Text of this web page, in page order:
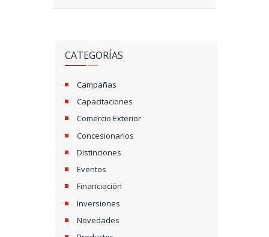
CATEGORÍAS
Campañas
Capacitaciones
Comercio Exterior
Concesionarios
Distinciones
Eventos
Financiación
Inversiones
Novedades